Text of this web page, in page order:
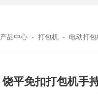
产品中心 -打包机 - 电动打包
饶平免扣打包机手